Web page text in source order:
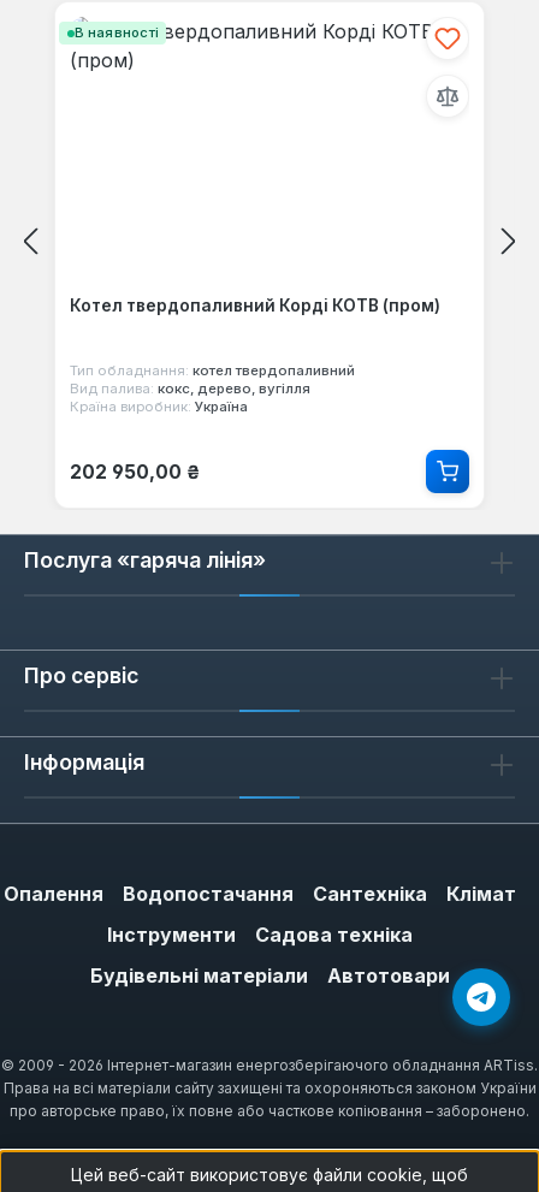
В наявності
Котел твердопаливний Корді КОТВ (пром)
Тип обладнання: котел твердопаливний
Вид палива: кокс, дерево, вугілля
Країна виробник: Україна
Звичайна ціна:
202 950,00 ₴
Послуга «гаряча лінія»
Про сервіс
Інформація
Опалення Водопостачання Сантехніка
Клімат
Інструменти
Садова техніка
Будівельні матеріали
Автотовари
© 2009 - 2026 Інтернет-магазин енергозберігаючого обладнання ARTiss.
Права на всі матеріали сайту захищені та охороняються законом України
про авторське право, їх повне або часткове копіювання – заборонено.
Цей веб-сайт використовує файли cookie, щоб